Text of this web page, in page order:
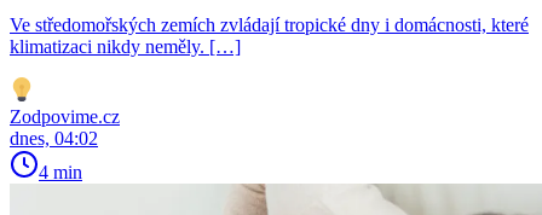
Ve středomořských zemích zvládají tropické dny i domácnosti, které
klimatizaci nikdy neměly. […]
Zodpovime.cz
dnes, 04:02
4 min